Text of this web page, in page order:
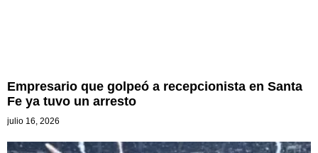
Empresario que golpeó a recepcionista en Santa
Fe ya tuvo un arresto
julio 16, 2026